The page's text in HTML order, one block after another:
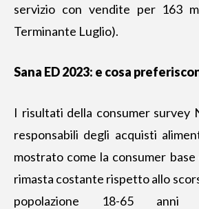
servizio con vendite per 163
Terminante Luglio).
Sana ED 2023: e cosa
I risultati della consumer survey
responsabili degli acquisti
mostrato come la consumer base
rimasta costante rispetto allo
popolazione 18-65 anni